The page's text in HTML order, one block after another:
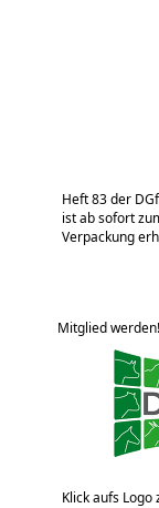
Heft 83 der
ist ab sofort
Verpackung
Mitglied werden!
Klick aufs